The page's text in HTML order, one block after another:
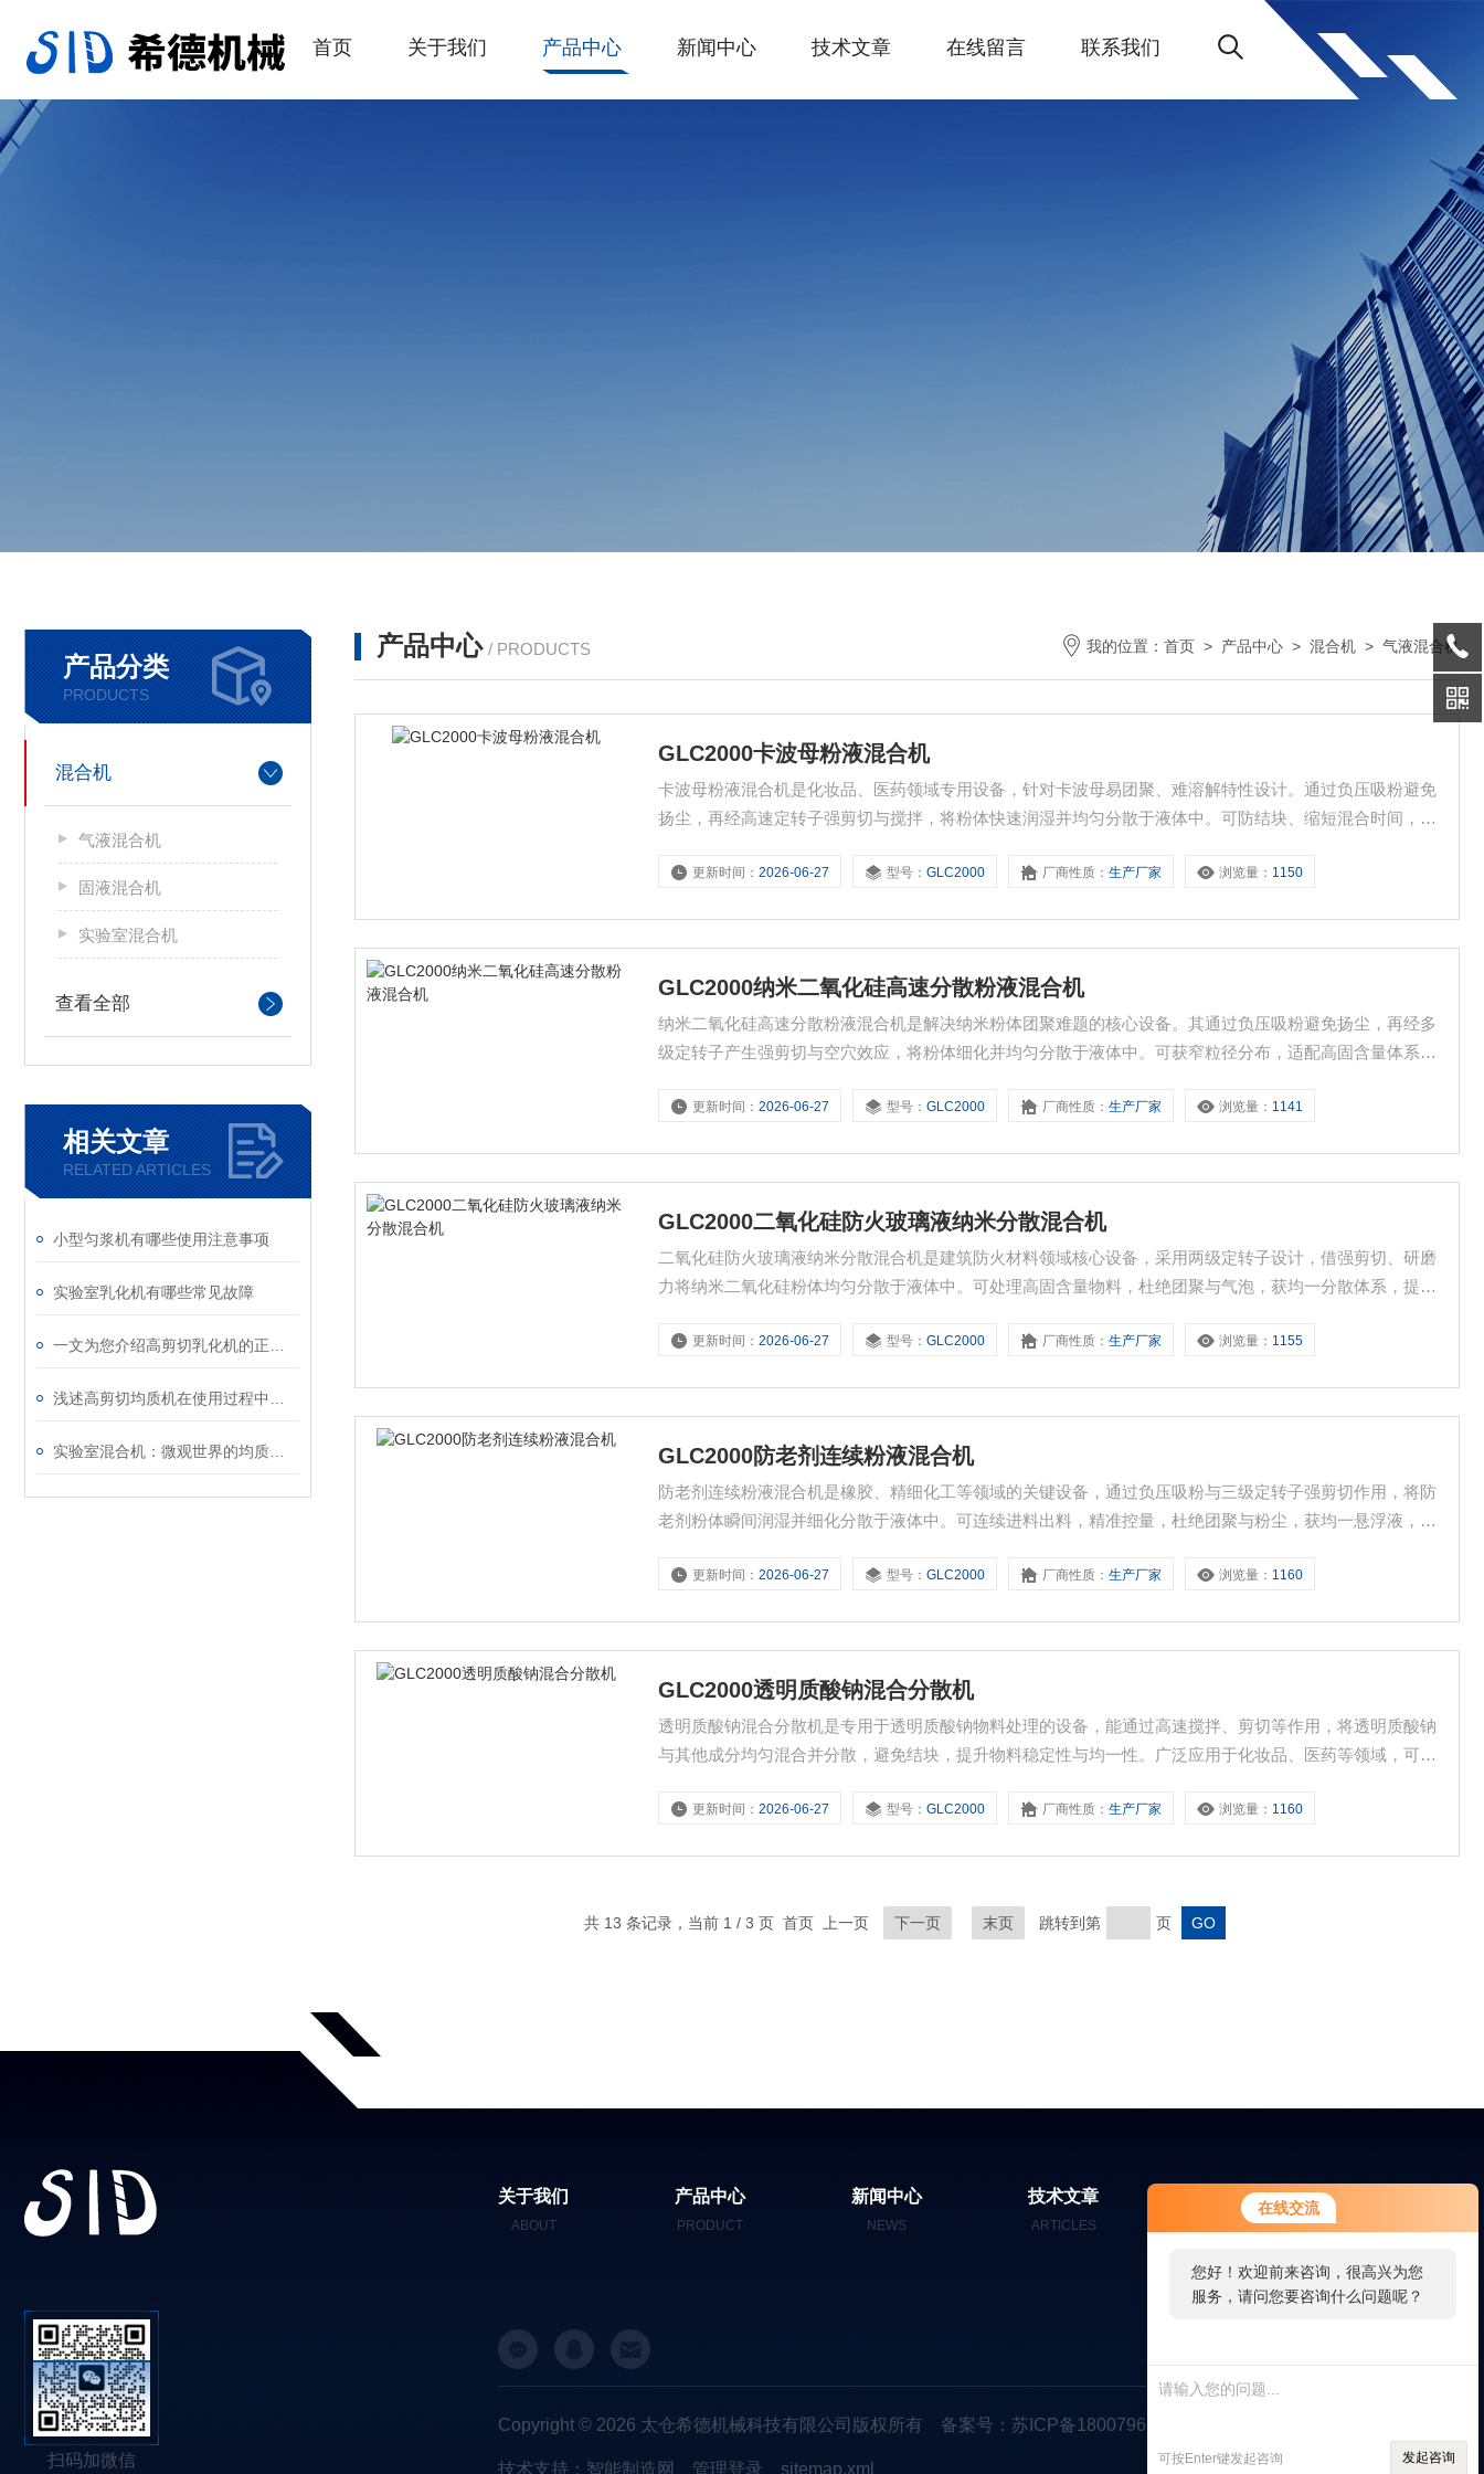
在线交流
您好！欢迎前来咨询，很高兴为您
服务，请问您要咨询什么问题呢？
您好，看您停留很久了，是否找到
了需求产品，您可以直接在线与我
可按Enter键发起咨询 发起咨询
首页 关于我们 产品中心 新闻中心 技术文章 在线留言 联系我们
产品分类
PRODUCTS
混合机
气液混合机
固液混合机
实验室混合机
查看全部
相关文章
RELATED ARTICLES
小型匀浆机有哪些使用注意事项
实验室乳化机有哪些常见故障
产品中心 / PRODUCTS 我的位置： 首页 > 产品中心 > 混合机 > 气液混合机
GLC2000卡波母粉液混合机
卡波母粉液混合机是化妆品、医药领域专用设备，针对卡波母易团聚、难溶解特性设计。通过负压吸粉避免
扬尘，再经高速定转子强剪切与搅拌，将粉体快速润湿并均匀分散于液体中。可防结块、缩短混合时间，获
更新时间：2026-06-27 型号：GLC2000 厂商性质：生产厂家 浏览量： 1150
GLC2000纳米二氧化硅高速分散粉液混合机
纳米二氧化硅高速分散粉液混合机是解决纳米粉体团聚难题的核心设备。其通过负压吸粉避免扬尘，再经多
级定转子产生强剪切与空穴效应，将粉体细化并均匀分散于液体中。可获窄粒径分布，适配高固含量体系，
更新时间：2026-06-27 型号：GLC2000 厂商性质：生产厂家 浏览量： 1141
GLC2000二氧化硅防火玻璃液纳米分散混合机
二氧化硅防火玻璃液纳米分散混合机是建筑防火材料领域核心设备，采用两级定转子设计，借强剪切、研磨
力将纳米二氧化硅粉体均匀分散于液体中。可处理高固含量物料，杜绝团聚与气泡，获均一分散体系，提升
更新时间：2026-06-27 型号：GLC2000 厂商性质：生产厂家 浏览量： 1155
GLC2000防老剂连续粉液混合机
防老剂连续粉液混合机是橡胶、精细化工等领域的关键设备，通过负压吸粉与三级定转子强剪切作用，将防
老剂粉体瞬间润湿并细化分散于液体中。可连续进料出料，精准控量，杜绝团聚与粉尘，获均一悬浮液，提
更新时间：2026-06-27 型号：GLC2000 厂商性质：生产厂家 浏览量： 1160
GLC2000透明质酸钠混合分散机
透明质酸钠混合分散机是专用于透明质酸钠物料处理的设备，能通过高速搅拌、剪切等作用，将透明质酸钠
与其他成分均匀混合并分散，避免结块，提升物料稳定性与均一性。广泛应用于化妆品、医药等领域，可精
更新时间：2026-06-27 型号：GLC2000 厂商性质：生产厂家 浏览量： 1160
共 13 条记录，当前 1 / 3 页 首页 上一页 下一页 末页 跳转到第 页
扫码加微信
关于我们
ABOUT
产品中心
PRODUCT
新闻中心
NEWS
技术文章
ARTICLES
在线留言
MESSAGES
Copyright © 2026 太仓希德机械科技有限公司版权所有 备案号：苏ICP备18007963号-1
技术支持： 智能制造网 管理登录 sitemap.xml